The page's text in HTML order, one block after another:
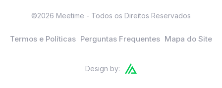
©2026 Meetime - Todos os Direitos Reservados
Termos e Políticas Perguntas Frequentes Mapa do Site
Design by: